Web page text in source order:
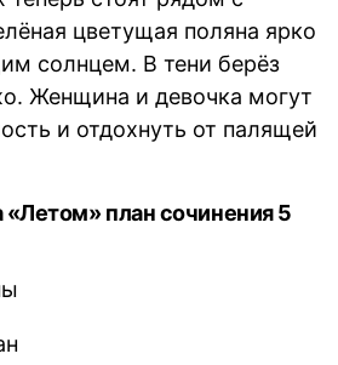
цветущая поляна ярко
солнцем. В тени берёз
Женщина и девочка могут
и отдохнуть от палящей
«Летом» план сочинения 5